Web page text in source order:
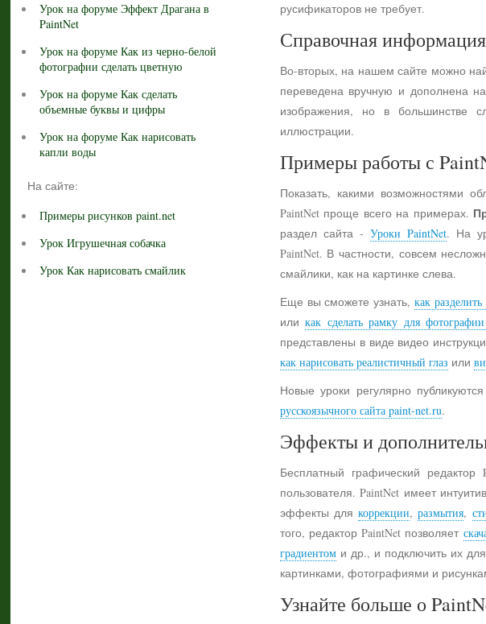
Урок на форуме Эффект Драгана в
PaintNet
Урок на форуме Как из черно-белой
фотографии сделать цветную
Урок на форуме Как сделать
объемные буквы и цифры
Урок на форуме Как нарисовать
капли воды
На сайте:
Примеры рисунков paint.net
Урок Игрушечная собачка
Урок Как нарисовать смайлик
русификаторов не требует.
Справочная
Во-вторых, на нашем сайте можно
переведена вручную и дополнена
изображения, но в большинстве
иллюстрации.
Примеры работы с
Показать, какими возможностями
PaintNet проще всего на примерах.
раздел сайта -Уроки PaintNet. На
PaintNet. В частности, совсем
смайлики, как на картинке слева.
Еще вы сможете узнать,как
иликак сделать рамку для
представлены в виде видео
как нарисовать реалистичный глаз или
Новые уроки регулярно
русскоязычного сайта paint-net.ru.
Эффекты и
Бесплатный графический редактор
пользователя. PaintNet имеет
эффекты длякоррекции,размытия,
того, редактор PaintNet позволяет
градиентоми др., и подключить их
картинками, фотографиями и
Узнайте больше о